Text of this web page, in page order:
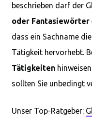
beschrieben darf der
oder Fantasiewörter
dass ein Sachname
Tätigkeit hervorhebt.
Tätigkeiten
sollten Sie unbedingt
Unser Top-Ratgeber: